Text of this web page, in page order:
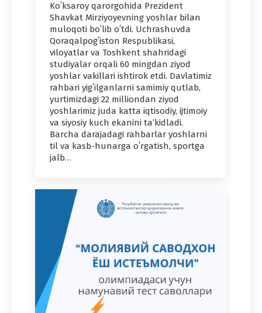
Koʻksaroy qarorgohida Prezident
Shavkat Mirziyoyevning yoshlar bilan
muloqoti boʻlib oʻtdi. Uchrashuvda
Qoraqalpogʻiston Respublikasi,
viloyatlar va Toshkent shahridagi
studiyalar orqali 60 mingdan ziyod
yoshlar vakillari ishtirok etdi. Davlatimiz
rahbari yigʻilganlarni samimiy qutlab,
yurtimizdagi 22 milliondan ziyod
yoshlarimiz juda katta iqtisodiy, ijtimoiy
va siyosiy kuch ekanini taʼkidladi.
Barcha darajadagi rahbarlar yoshlarni
til va kasb-hunarga oʻrgatish, sportga
jalb…